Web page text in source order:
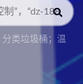
类垃圾桶；温